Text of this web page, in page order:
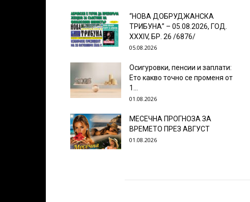
“НОВА ДОБРУДЖАНСКА
ТРИБУНА” – 05.08.2026, ГОД.
XXХIV, БР. 26 /6876/
05.08.2026
Осигуровки, пенсии и заплати:
Ето какво точно се променя от
1...
01.08.2026
МЕСЕЧНА ПРОГНОЗА ЗА
ВРЕМЕТО ПРЕЗ АВГУСТ
01.08.2026